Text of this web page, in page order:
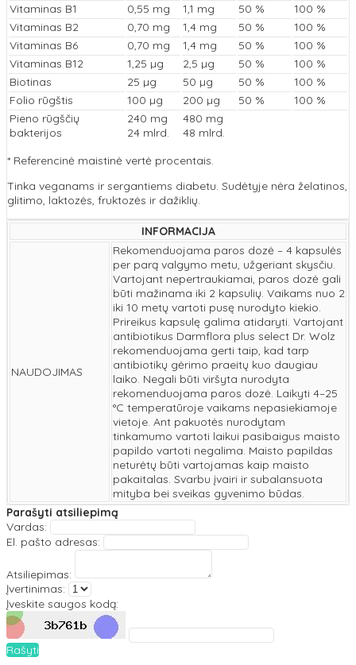
Vitaminas B1 0,55 mg 1,1 mg 50 %
100 %
Vitaminas B2
0,70 mg 1,4 mg 50 %
100 %
Vitaminas B6
0,70 mg 1,4 mg 50 %
100 %
Vitaminas B12
1,25 µg 2,5 µg 50 %
100 %
Biotinas
25 µg 50 µg 50 %
100 %
Folio rūgštis
100 µg 200 µg 50 %
100 %
Pieno rūgščių
bakterijos
240 mg
24 mlrd.
480 mg
48 mlrd.
* Referencinė maistinė vertė procentais.
Tinka veganams ir sergantiems diabetu. Sudėtyje nėra želatinos,
glitimo, laktozės, fruktozės ir dažiklių.
INFORMACIJA
NAUDOJIMAS
Rekomenduojama paros dozė – 4 kapsulės
per parą valgymo metu, užgeriant skysčiu.
Vartojant nepertraukiamai, paros dozė gali
būti mažinama iki 2 kapsulių. Vaikams nuo 2
iki 10 metų vartoti pusę nurodyto kiekio.
Prireikus kapsulę galima atidaryti. Vartojant
antibiotikus Darmflora plus select Dr. Wolz
rekomenduojama gerti taip, kad tarp
antibiotikų gėrimo praeitų kuo daugiau
laiko. Negali būti viršyta nurodyta
rekomenduojama paros dozė. Laikyti 4–25
°C temperatūroje vaikams nepasiekiamoje
vietoje. Ant pakuotės nurodytam
tinkamumo vartoti laikui pasibaigus maisto
papildo vartoti negalima. Maisto papildas
neturėtų būti vartojamas kaip maisto
pakaitalas. Svarbu įvairi ir subalansuota
mityba bei sveikas gyvenimo būdas.
Parašyti atsiliepimą
Vardas:
El. pašto adresas:
Atsiliepimas:
Įvertinimas:
Įveskite saugos kodą:
Rašyti